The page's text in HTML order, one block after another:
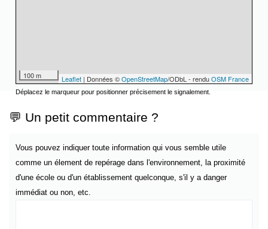
100 m Leaflet | Données ©OpenStreetMap/ODbL - renduOSM France
Déplacez le marqueur pour positionner précisement le signalement.
💬 Un petit commentaire ?
Vous pouvez indiquer toute information qui vous semble utile
comme un élement de repérage dans l'environnement, la proximité
d'une école ou d'un établissement quelconque, s'il y a danger
immédiat ou non, etc.